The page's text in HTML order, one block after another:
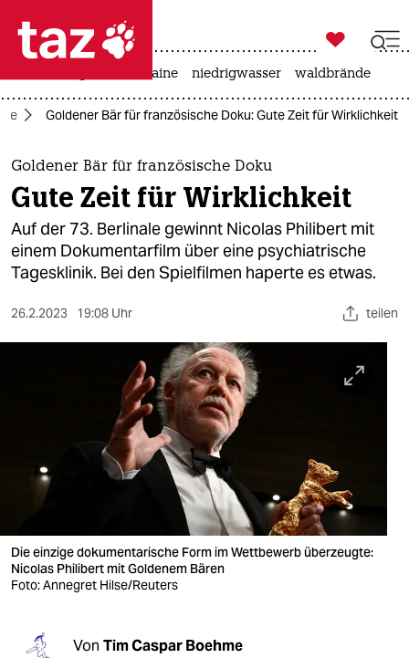
 taz zahl ich
taz zahl ich
themen
politik
öko
gesellschaft
wahrheit
verlag
verlag
shop

taz zahl ich
krieg in der ukraine niedrigwasser waldbrände
Goldener Bär für französische Doku: Gute Zeit für Wirklichkeit
Goldener Bär für französische Doku
Gute Zeit für Wirklichkeit
Auf der 73. Berlinale gewinnt Nicolas Philibert mit
einem Dokumentarfilm über eine psychiatrische
Tagesklinik. Bei den Spielfilmen haperte es etwas.
26.2.2023 19:08 Uhr teilen
Die einzige dokumentarische Form im Wettbewerb überzeugte:
Nicolas Philibert mit Goldenem Bären
Foto: Annegret Hilse/Reuters
Von Tim Caspar Boehme